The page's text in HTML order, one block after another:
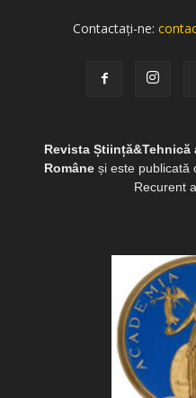
Contactați-ne:
Revista Știință&Tehnică
Româneși este publicată
Recurent